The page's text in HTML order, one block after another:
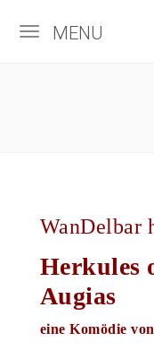
MENU
WanDelbar
Herkules
Augias
eine Komödie